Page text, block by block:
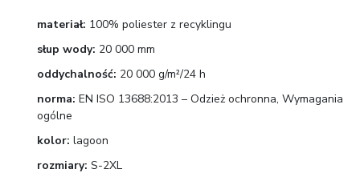
materiał: 100% poliester z recyklingu
słup wody: 20 000 mm
oddychalność: 20 000 g/m²/24 h
norma: EN ISO 13688:2013 – Odzież ochronna, Wymagania
ogólne
kolor: lagoon
rozmiary: S-2XL